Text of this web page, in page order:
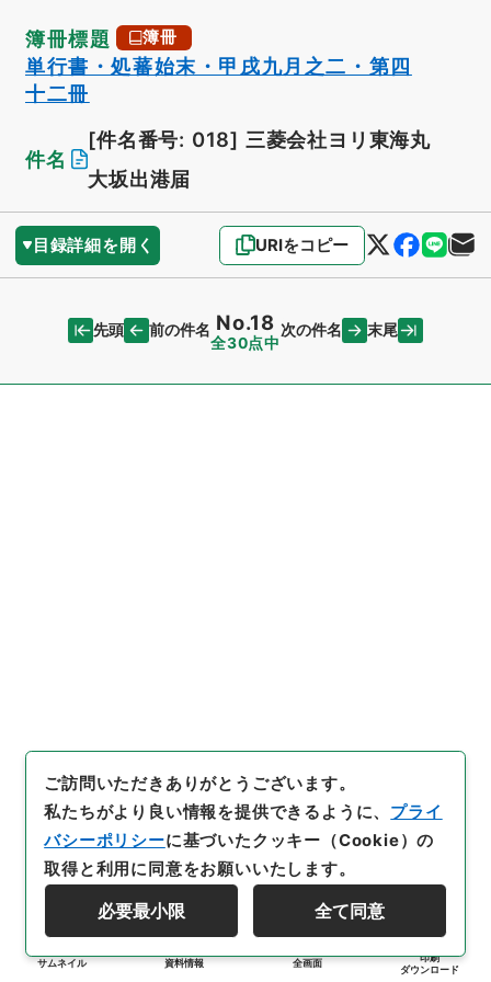
簿冊標題 簿冊
単行書・処蕃始末・甲戌九月之二・第四
十二冊
件名
[件名番号: 018] 三菱会社ヨリ東海丸
大坂出港届
目録詳細を開く URIをコピー
先頭 前の件名 No.18
全30点中
次の件名 末尾
サムネイル 資料情報 全画面
印刷
ダウンロード
ご訪問いただきありがとうございます。
私たちがより良い情報を提供できるように、 プライ
バシーポリシーに基づいたクッキー（Cookie）の
取得と利用に同意をお願いいたします。
必要最小限 全て同意